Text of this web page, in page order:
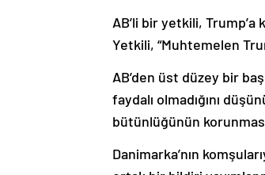
AB’li bir yetkili,
Yetkili, “Muhtemelen
AB’den üst düzey bir
faydalı olmadığını
bütünlüğünün
Danimarka’nın